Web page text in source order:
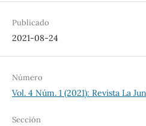
Publicado
2021-08-24
Número
Vol. 4 Núm. 1 (2021): Revista La
Sección